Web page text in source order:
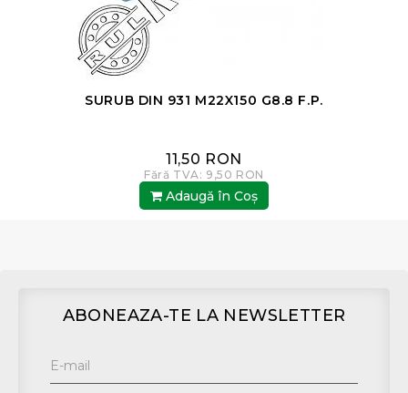
SURUB DIN 931 M22X150 G8.8 F.P.
11,50 RON
Fără TVA: 9,50 RON
Adaugă în Coş
ABONEAZA-TE LA NEWSLETTER